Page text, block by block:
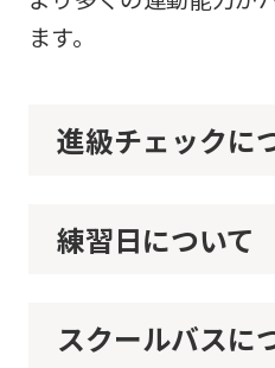
ます。
進級チェックに
練習日について
スクールバスに